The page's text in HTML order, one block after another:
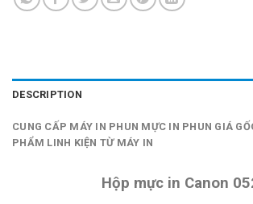
DESCRIPTION
CUNG CẤP MÁY IN PHUN MỰC IN PHUN GIÁ
PHẨM LINH KIỆN TỪ MÁY IN
Hộp mực in Canon